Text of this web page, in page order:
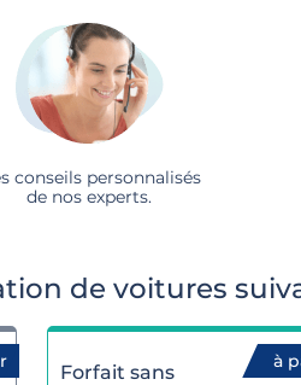
conseils personnalisés
de nos experts.
de voitures
à
Forfait sans